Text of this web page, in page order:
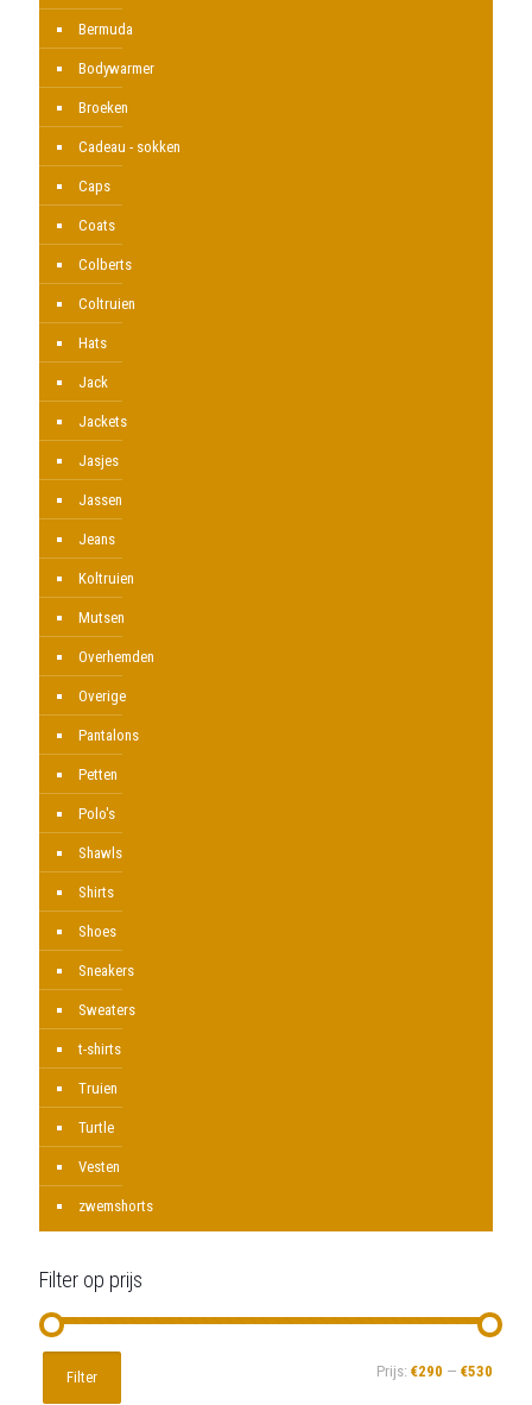
Bermuda
Bodywarmer
Broeken
Cadeau - sokken
Caps
Coats
Colberts
Coltruien
Hats
Jack
Jackets
Jasjes
Jassen
Jeans
Koltruien
Mutsen
Overhemden
Overige
Pantalons
Petten
Polo's
Shawls
Shirts
Shoes
Sneakers
Sweaters
t-shirts
Truien
Turtle
Vesten
zwemshorts
Filter op prijs
Min.
Max.
Filter Prijs: €290 — €530